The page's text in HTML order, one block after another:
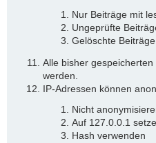
Nur Beiträge mit
Ungeprüfte
Gelöschte Beiträge
Alle bisher
werden.
IP-Adressen können
Nicht
Auf 127.0.0.1
Hash verwenden